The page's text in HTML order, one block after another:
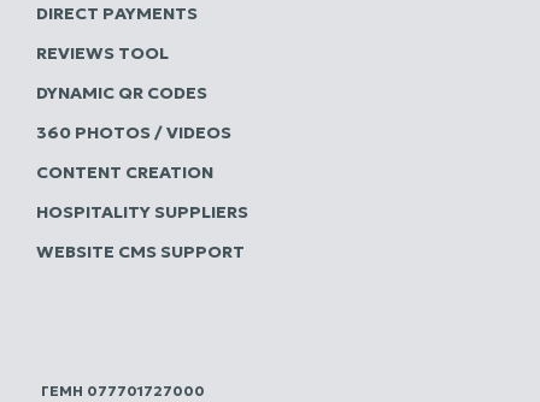
DIRECT PAYMENTS
REVIEWS TOOL
DYNAMIC QR CODES
360 PHOTOS / VIDEOS
CONTENT CREATION
HOSPITALITY SUPPLIERS
WEBSITE CMS SUPPORT
ΓΕΜΗ 077701727000